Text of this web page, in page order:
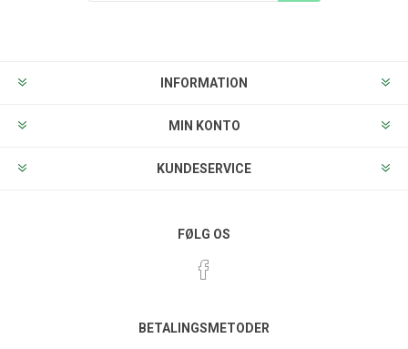
INFORMATION
MIN KONTO
KUNDESERVICE
FØLG OS
BETALINGSMETODER